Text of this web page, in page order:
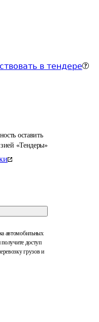
в тендере
оставить
«Тендеры»
автомобильных
получите доступ
грузов и